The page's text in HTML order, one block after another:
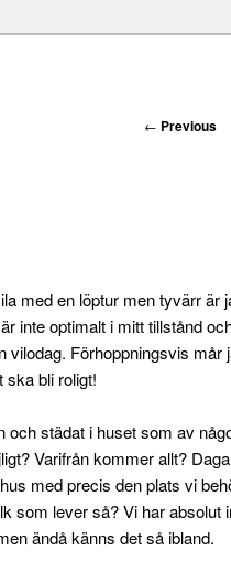
Post
← Previous
med en löptur men tyvärr är
inte optimalt i mitt tillstånd
vilodag. Förhoppningsvis mår
ska bli roligt!
och städat i huset som av
Varifrån kommer allt?
med precis den plats vi
som lever så? Vi har absolut
ändå känns det så ibland.